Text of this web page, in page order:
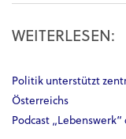
WEITERLESEN:
Politik unterstützt
Österreichs
Podcast